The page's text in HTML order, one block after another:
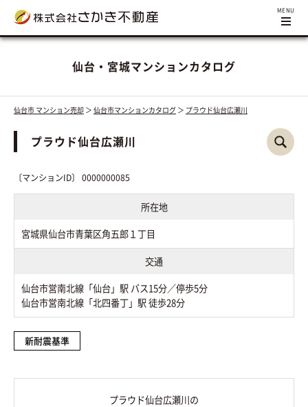
仙台・宮城マンションカタログ
仙台市 マンション売却 ＞ 仙台市マンションカタログ ＞ プラウド仙台広瀬川
プラウド仙台広瀬川
〔マンションID〕 0000000085
所在地
宮城県仙台市青葉区角五郎１丁目
交通
仙台市営南北線「仙台」駅 バス15分／停歩5分
仙台市営南北線「北四番丁」駅 徒歩28分
新耐震基準
プラウド仙台広瀬川の